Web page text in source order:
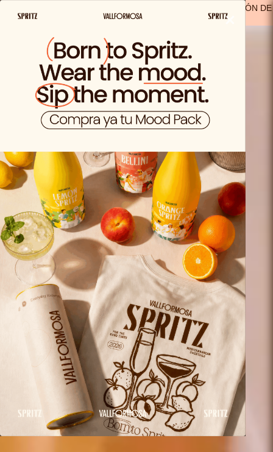
(A EXCEPCIÓN DE
LOS PRODUCTOS SOLO VIDA)
×